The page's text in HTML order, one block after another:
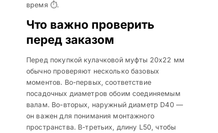
время ⏱️.
Что важно проверить
перед заказом
Перед покупкой кулачковой муфты 20х22 мм
обычно проверяют несколько базовых
моментов. Во-первых, соответствие
посадочных диаметров обоим соединяемым
валам. Во-вторых, наружный диаметр D40 —
он важен для понимания монтажного
пространства. В-третьих, длину L50, чтобы